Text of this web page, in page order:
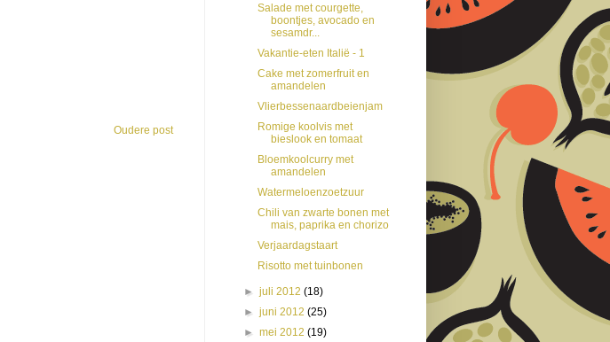
Oudere post
Salade met courgette,
boontjes, avocado en
sesamdr...
Vakantie-eten Italië - 1
Cake met zomerfruit en
amandelen
Vlierbessenaardbeienjam
Romige koolvis met
bieslook en tomaat
Bloemkoolcurry met
amandelen
Watermeloenzoetzuur
Chili van zwarte bonen met
mais, paprika en chorizo
Verjaardagstaart
Risotto met tuinbonen
►juli 2012(18)
►juni 2012(25)
►mei 2012(19)